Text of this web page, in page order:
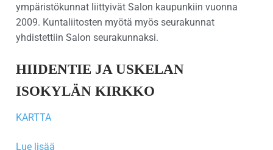
ympäristökunnat liittyivät Salon kaupunkiin vuonna
2009. Kuntaliitosten myötä myös seurakunnat
yhdistettiin Salon seurakunnaksi.
HIIDENTIE JA USKELAN
ISOKYLÄN KIRKKO
KARTTA
Lue lisää